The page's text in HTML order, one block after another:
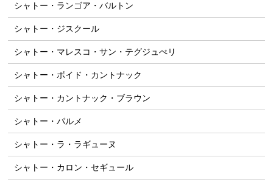
シャトー・ランゴア・バルトン
シャトー・ジスクール
シャトー・マレスコ・サン・テグジュぺリ
シャトー・ボイド・カントナック
シャトー・カントナック・ブラウン
シャトー・パルメ
シャトー・ラ・ラギューヌ
シャトー・カロン・セギュール